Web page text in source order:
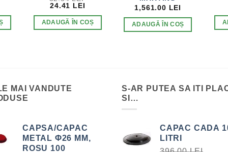
LEI.
PREȚUL
A
FOST:
24.41 LEI
ESTE:
24.41 LEI.
ADAUGĂ ÎN COȘ
1,561.00 LEI
ADAUGĂ ÎN COȘ
MAI VANDUTE
CAPSA/CAPAC
METAL Φ26 MM,
ROSU 100
S-AR PUTEA SA ITI
SI…
CAPAC CADA
LITRI